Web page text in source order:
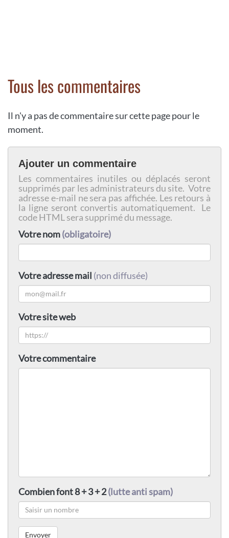
Tous les commentaires
Il n'y a pas de commentaire sur cette page pour le
moment.
Ajouter un commentaire
Les commentaires inutiles ou déplacés seront
supprimés par les administrateurs du site. Votre
adresse e-mail ne sera pas affichée. Les retours à
la ligne seront convertis automatiquement. Le
code HTML sera supprimé du message.
Votre nom(obligatoire)
Votre adresse mail (non diffusée)
Votre site web
Votre commentaire
Combien font 8 + 3 + 2(lutte anti spam)